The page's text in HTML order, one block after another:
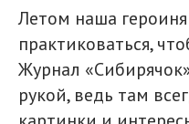
Летом наша
практиковаться,
Журнал
рукой, ведь там